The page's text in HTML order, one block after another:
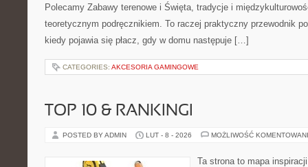
Polecamy Zabawy terenowe i Święta, tradycje i
teoretycznym podręcznikiem. To raczej praktyczny przewodnik
kiedy pojawia się płacz, gdy w domu następuje […]
CATEGORIES: AKCESORIA GAMINGOWE
TOP 10 & RANKINGI
POSTED BY ADMIN LUT - 8 - 2026 MOŻLIWOŚĆ
Ta strona to mapa